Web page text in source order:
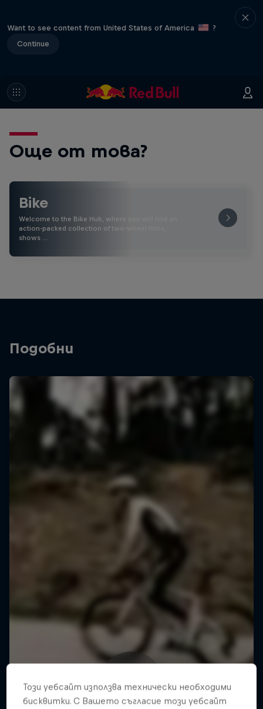
Want to see content from United States of America
?
Continue
Още от това?
Bike
Welcome to the Bike Hub, where you will find an
action-packed collection of two-wheel films,
shows …
Подобни
Този уебсайт използва технически необходими
бисквитки. С Вашето съгласие този уебсайт